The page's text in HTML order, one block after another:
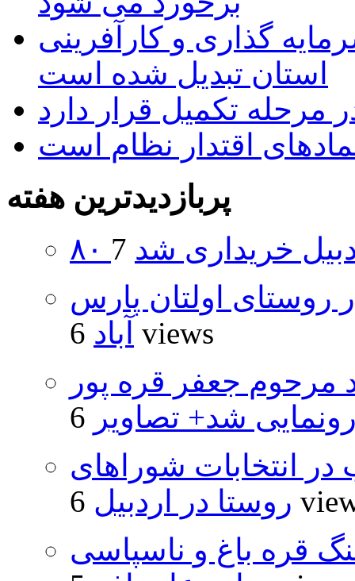
گذاری و کارآفرینی
استان تبدیل شده است
مرحله تکمیل قرار دارد
اقتدار نظام است
پربازدیدترین هفته
خریداری شد
روستای اولتان پارس
آباد 6 views
مرحوم جعفر قره پور
شد+ تصاویر
۵۰۰۰ داوطلب در انتخابات شوراهای
روستا در اردبیل 6
قره باغ و ناسپاسی